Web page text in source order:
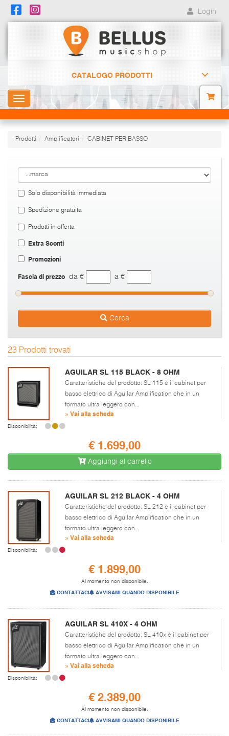
Login
CATALOGO PRODOTTI
Toggle
navigation
Prodotti Amplificatori CABINET PER BASSO
Solo disponibilità immediata
Spedizione gratuita
Prodotti in offerta
Extra Sconti
Promozioni
Fascia di prezzo da € a €
Cerca
23 Prodotti trovati
AGUILAR SL 115 BLACK - 8 OHM
Caratteristiche del prodotto: SL 115 è il cabinet per
basso elettrico di Aguilar Amplification che in un
formato ultra leggero con...
» Vai alla scheda
Disponibilità:
€ 1.699,00
Aggiungi al carrello
AGUILAR SL 212 BLACK - 4 OHM
Caratteristiche del prodotto: SL 212 è il cabinet per
basso elettrico di Aguilar Amplification che in un
formato ultra leggero con...
» Vai alla scheda
Disponibilità:
€ 1.899,00
Al momento non disponibile.
CONTATTACI AVVISAMI QUANDO DISPONIBILE
AGUILAR SL 410X - 4 OHM
Caratteristiche del prodotto: SL 410x è il cabinet per
basso elettrico di Aguilar Amplification che in un
formato ultra leggero con...
» Vai alla scheda
Disponibilità:
€ 2.389,00
Al momento non disponibile.
CONTATTACI AVVISAMI QUANDO DISPONIBILE